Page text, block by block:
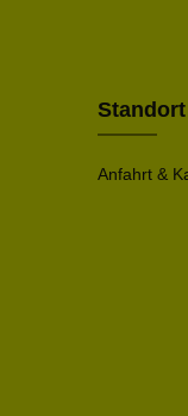
Standort
Anfahrt &